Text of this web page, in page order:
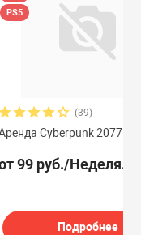
PS5
(39)
Cyberpunk 2077
99 руб./Неделя.
Подробнее